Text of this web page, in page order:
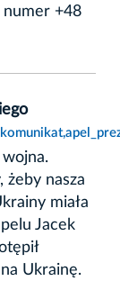
numer +48
wojna.
żeby nasza
miała
Jacek
Ukrainę.